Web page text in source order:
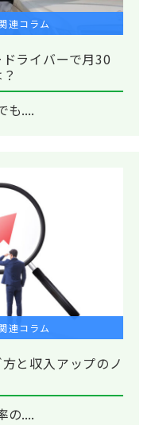
連コラム
ライバーで月30
も....
連コラム
と収入アップのノ
の....